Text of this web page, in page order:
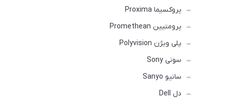
پروکسیما Proxima
پرومتیین Promethean
پلی ویژن Polyvision
سونی Sony
سانیو Sanyo
دل Dell